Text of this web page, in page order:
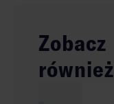
Zobacz
również